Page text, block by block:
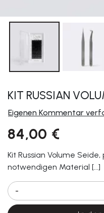
KIT RUSSIAN
Eigenen Kommentar
84,00 €
Kit Russian Volume
notwendigen Material [...]
-